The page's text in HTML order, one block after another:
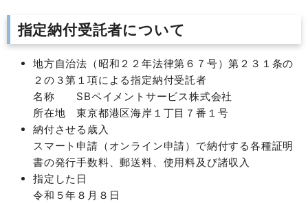
指定納付受託者について
地方自治法（昭和２２年法律第６７号）第２３１条の
２の３第１項による指定納付受託者
名称 SBペイメントサービス株式会社
所在地 東京都港区海岸１丁目７番１号
納付させる歳入
スマート申請（オンライン申請）で納付する各種証明
書の発行手数料、郵送料、使用料及び諸収入
指定した日
令和５年８月８日